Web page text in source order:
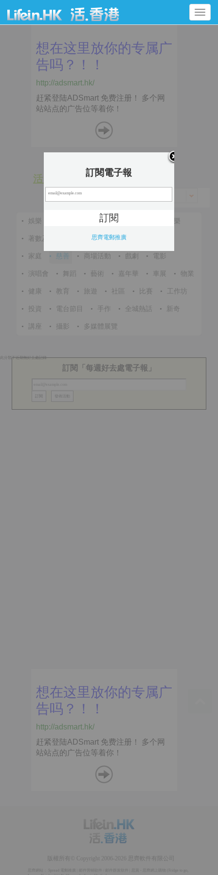
Toggle
navigation
活 動
• 娛樂 • 節慶 音樂
• 著數及優惠 • 體育 •
• 家庭 • 慈善 • 商場活動 • 戲劇 • 電影
• 演唱會 • 舞蹈 • 藝術 • 嘉年華 • 車展 • 物業
• 健康 • 教育 • 旅遊 • 社區 • 比賽 • 工作坊
• 投資 • 電台節目 • 手作 • 全城熱話 • 新奇
• 講座 • 攝影 • 多媒體展覽
此分類下近期無好去處記錄
訂閱「每週好去處電子報」
訂閱電子報
思齊電郵推廣
版權所有© Copyright 2006-2026 思齊軟件有限公司
Spread 電郵推廣